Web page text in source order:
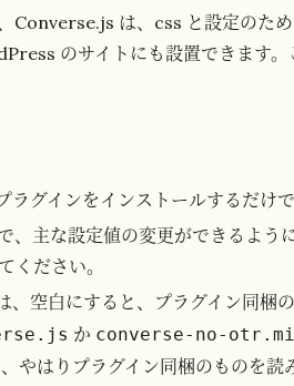
Converse.js は、css と設定のた
のサイトにも設置できます
グインをインストールするだけで
主な設定値の変更ができるよう
ください。
、空白にすると、プラグイン同梱の
か converse-no-
やはりプラグイン同梱のものを読